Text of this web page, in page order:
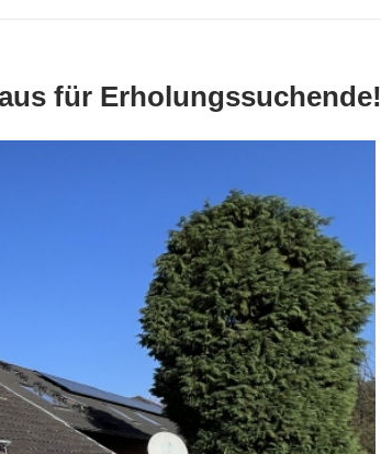
für Erholungssuchende!